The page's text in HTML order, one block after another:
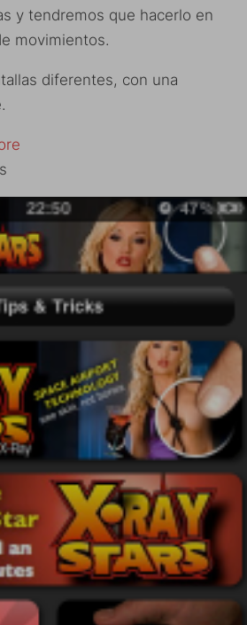
y tendremos que hacerlo en
movimientos.
diferentes, con una